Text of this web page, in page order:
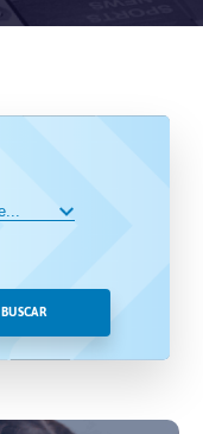
BUSCAR